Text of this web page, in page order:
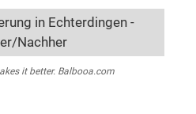
in Echterdingen -
Nachher
it better. Balbooa.com